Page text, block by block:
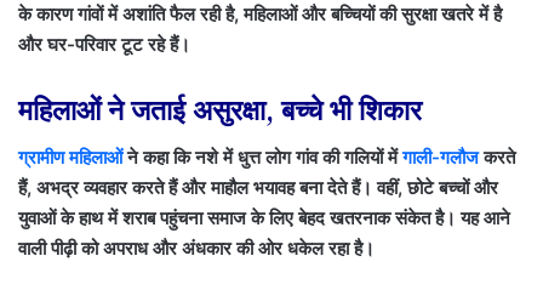
के कारण गांवों में अशांति फैल रही है, महिलाओं और बच्चियों की सुरक्षा खतरे में है
और घर-परिवार टूट रहे हैं।
महिलाओं ने जताई असुरक्षा, बच्चे भी शिकार
ग्रामीण महिलाओंने कहा कि नशे में धुत्त लोग गांव की गलियों मेंगाली-गलौजकरते
हैं, अभद्र व्यवहार करते हैं और माहौल भयावह बना देते हैं। वहीं, छोटे बच्चों और
युवाओं के हाथ में शराब पहुंचना समाज के लिए बेहद खतरनाक संकेत है। यह आने
वाली पीढ़ी को अपराध और अंधकार की ओर धकेल रहा है।